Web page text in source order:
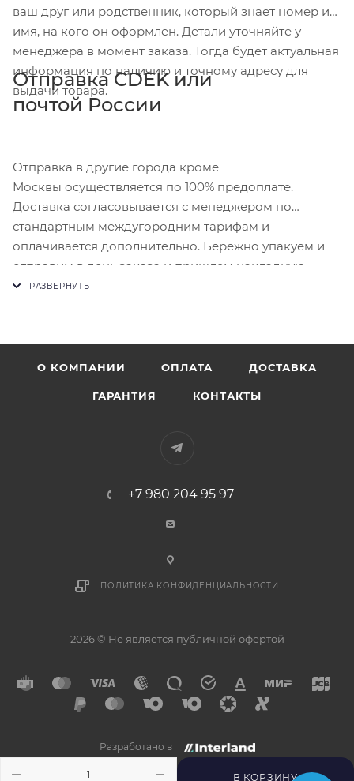
В КОРЗИНУ
ваш друг или родственник, который знает номер и
имя, на кого он оформлен. Детали уточняйте у
менеджера в момент заказа. Тогда будет актуальная
информация по наличию и точному адресу для
выдачи товара.
Отправка CDEK или
почтой России
Отправка в другие города кроме
Москвы осуществляется по 100% предоплате.
Доставка согласовывается с менеджером по
стандартным междугородним тарифам и
оплачивается дополнительно. Бережно упакуем и
отправим в день заказа и пришлем накладную.
О КОМПАНИИ ОПЛАТА ДОСТАВКА
ГАРАНТИЯ КОНТАКТЫ
+7 980 204 95 97
ПОЛИТИКА КОНФИДЕНЦИАЛЬНОСТИ
2026 © Не является публичной офертой
Разработано в
×
Напишите нам в
Telegram